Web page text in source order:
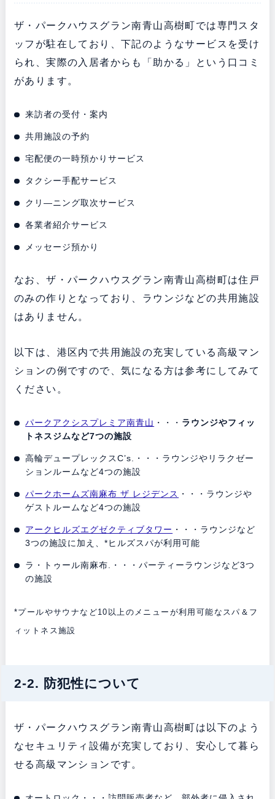
ザ・パークハウスグラン南青山高樹町では専門スタ
ッフが駐在しており、下記のようなサービスを受け
られ、実際の入居者からも「助かる」という口コミ
があります。
来訪者の受付・案内
共用施設の予約
宅配便の一時預かりサービス
タクシー手配サービス
クリ―ニング取次サービス
各業者紹介サービス
メッセージ預かり
なお、ザ・パークハウスグラン南青山高樹町は住戸
のみの作りとなっており、ラウンジなどの共用施設
はありません。
以下は、港区内で共用施設の充実している高級マン
ションの例ですので、気になる方は参考にしてみて
ください。
パークアクシスプレミア南青山 ・・・ ラウンジやフィッ
トネスジムなど7つの施設
高輪デュープレックスC’s.・・・ラウンジやリラクゼー
ションルームなど4つの施設
パークホームズ南麻布 ザ レジデンス ・・・ラウンジや
ゲストルームなど4つの施設
アークヒルズエグゼクティブタワー ・・・ラウンジなど
3つの施設に加え、*ヒルズスパが利用可能
ラ・トゥール南麻布.・・・パーティーラウンジなど3つ
の施設
*プールやサウナなど10以上のメニューが利用可能なスパ＆フ
ィットネス施設
2-2. 防犯性について
ザ・パークハウスグラン南青山高樹町は以下のよう
なセキュリティ設備が充実しており、安心して暮ら
せる高級マンションです。